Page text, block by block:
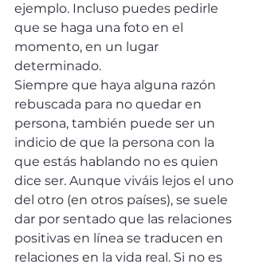
ejemplo. Incluso puedes pedirle
que se haga una foto en el
momento, en un lugar
determinado.
Siempre que haya alguna razón
rebuscada para no quedar en
persona, también puede ser un
indicio de que la persona con la
que estás hablando no es quien
dice ser. Aunque viváis lejos el uno
del otro (en otros países), se suele
dar por sentado que las relaciones
positivas en línea se traducen en
relaciones en la vida real. Si no es